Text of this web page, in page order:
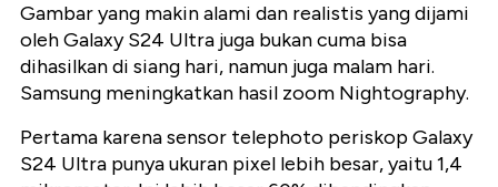
Gambar yang makin alami dan realistis yang dijami
oleh Galaxy S24 Ultra juga bukan cuma bisa
dihasilkan di siang hari, namun juga malam hari.
Samsung meningkatkan hasil zoom Nightography.
Pertama karena sensor telephoto periskop Galaxy
S24 Ultra punya ukuran pixel lebih besar, yaitu 1,4